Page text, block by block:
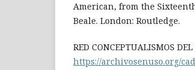
American, from the
Beale. London: Routledge.
RED CONCEPTUALISMOS
https://archivosenuso.org/